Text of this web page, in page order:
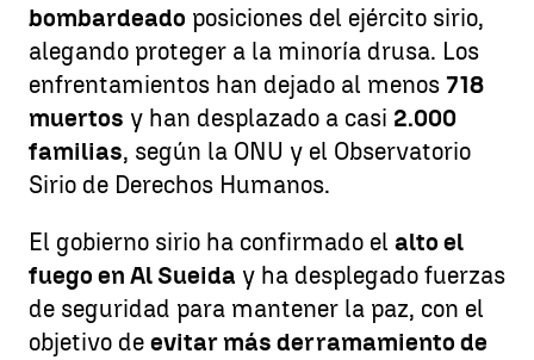
bombardeado posiciones del ejército sirio,
alegando proteger a la minoría drusa. Los
enfrentamientos han dejado al menos 718
muertos y han desplazado a casi 2.000
familias, según la ONU y el Observatorio
Sirio de Derechos Humanos.
El gobierno sirio ha confirmado el alto el
fuego en Al Sueida y ha desplegado fuerzas
de seguridad para mantener la paz, con el
objetivo de evitar más derramamiento de